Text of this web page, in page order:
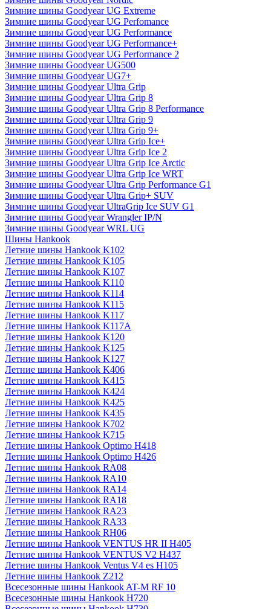
Зимние шины Goodyear UG Extreme
Зимние шины Goodyear UG Perfomance
Зимние шины Goodyear UG Performance
Зимние шины Goodyear UG Performance+
Зимние шины Goodyear UG Performance 2
Зимние шины Goodyear UG500
Зимние шины Goodyear UG7+
Зимние шины Goodyear Ultra Grip
Зимние шины Goodyear Ultra Grip 8
Зимние шины Goodyear Ultra Grip 8 Performance
Зимние шины Goodyear Ultra Grip 9
Зимние шины Goodyear Ultra Grip 9+
Зимние шины Goodyear Ultra Grip Ice+
Зимние шины Goodyear Ultra Grip Ice 2
Зимние шины Goodyear Ultra Grip Ice Arctic
Зимние шины Goodyear Ultra Grip Ice WRT
Зимние шины Goodyear Ultra Grip Performance G1
Зимние шины Goodyear Ultra Grip+ SUV
Зимние шины Goodyear UltraGrip Ice SUV G1
Зимние шины Goodyear Wrangler IP/N
Зимние шины Goodyear WRL UG
Шины Hankook
Летние шины Hankook K102
Летние шины Hankook K105
Летние шины Hankook K107
Летние шины Hankook K110
Летние шины Hankook K114
Летние шины Hankook K115
Летние шины Hankook K117
Летние шины Hankook K117A
Летние шины Hankook K120
Летние шины Hankook K125
Летние шины Hankook K127
Летние шины Hankook K406
Летние шины Hankook K415
Летние шины Hankook K424
Летние шины Hankook K425
Летние шины Hankook K435
Летние шины Hankook K702
Летние шины Hankook K715
Летние шины Hankook Optimo H418
Летние шины Hankook Optimo H426
Летние шины Hankook RA08
Летние шины Hankook RA10
Летние шины Hankook RA14
Летние шины Hankook RA18
Летние шины Hankook RA23
Летние шины Hankook RA33
Летние шины Hankook RH06
Летние шины Hankook VENTUS HR II H405
Летние шины Hankook VENTUS V2 H437
Летние шины Hankook Ventus V4 es H105
Летние шины Hankook Z212
Всесезонные шины Hankook AT-M RF 10
Всесезонные шины Hankook H720